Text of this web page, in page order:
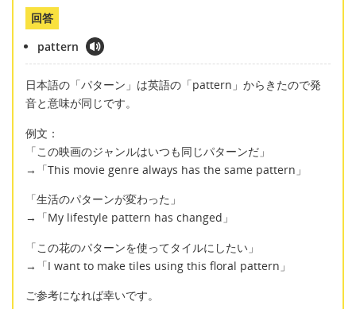
回答
pattern
日本語の「パターン」は英語の「pattern」からきたので発
音と意味が同じです。
例文：
「この映画のジャンルはいつも同じパターンだ」
→「This movie genre always has the same pattern」
「生活のパターンが変わった」
→「My lifestyle pattern has changed」
「この花のパターンを使ってタイルにしたい」
→「I want to make tiles using this floral pattern」
ご参考になれば幸いです。